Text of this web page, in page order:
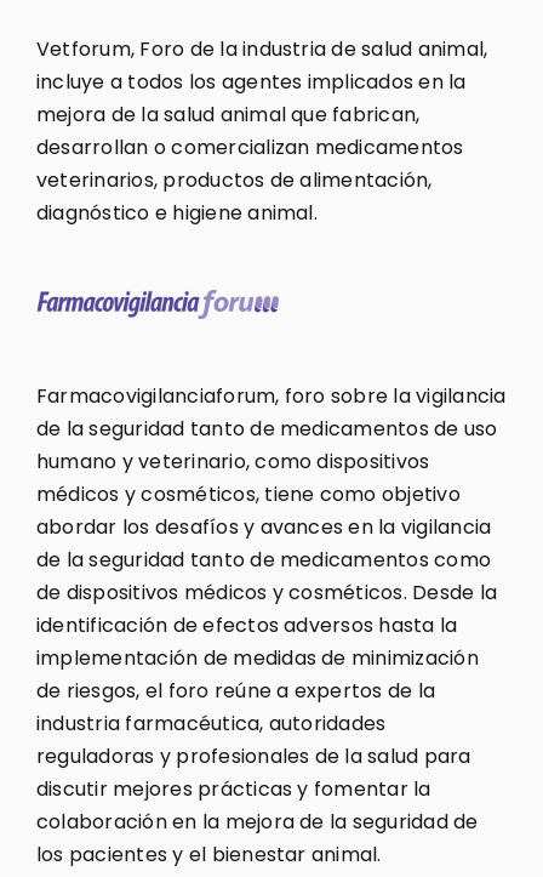
Vetforum, Foro de la industria de salud animal,
incluye a todos los agentes implicados en la
mejora de la salud animal que fabrican,
desarrollan o comercializan medicamentos
veterinarios, productos de alimentación,
diagnóstico e higiene animal.
Farmacovigilanciaforum, foro sobre la vigilancia
de la seguridad tanto de medicamentos de uso
humano y veterinario, como dispositivos
médicos y cosméticos, tiene como objetivo
abordar los desafíos y avances en la vigilancia
de la seguridad tanto de medicamentos como
de dispositivos médicos y cosméticos. Desde la
identificación de efectos adversos hasta la
implementación de medidas de minimización
de riesgos, el foro reúne a expertos de la
industria farmacéutica, autoridades
reguladoras y profesionales de la salud para
discutir mejores prácticas y fomentar la
colaboración en la mejora de la seguridad de
los pacientes y el bienestar animal.